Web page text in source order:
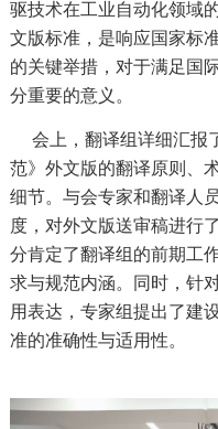
驱技术在工业自动化领域
文版标准，是响应国家标
的关键举措，对于满足国
分重要的意义。
会上，翻译组详细汇报
范》外文版的翻译原则、
细节。与会专家和翻译人
度，对外文版送审稿进行
分肯定了翻译组的前期工
求与规范内涵。同时，针
用表达，专家组提出了建
准的准确性与适用性。